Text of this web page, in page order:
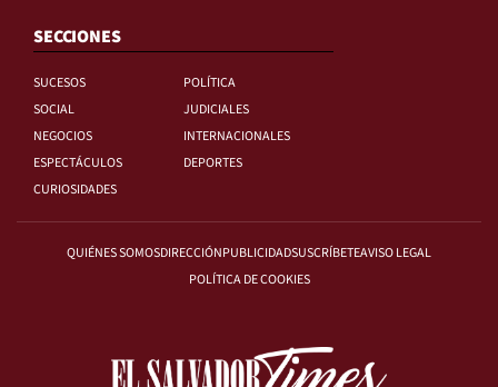
SECCIONES
SUCESOS
POLÍTICA
SOCIAL
JUDICIALES
NEGOCIOS
INTERNACIONALES
ESPECTÁCULOS
DEPORTES
CURIOSIDADES
QUIÉNES SOMOSDIRECCIÓNPUBLICIDADSUSCRÍBETEAVISO LEGAL
POLÍTICA DE COOKIES